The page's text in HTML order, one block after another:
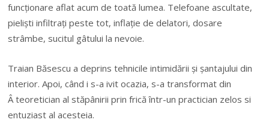
funcționare aflat acum de toată lumea. Telefoane ascultate,
pieliști infiltrați peste tot, inflație de delatori, dosare
strâmbe, sucitul gâtului la nevoie.
Traian Băsescu a deprins tehnicile intimidării și șantajului din
interior. Apoi, când i s-a ivit ocazia, s-a transformat din
Â teoretician al stăpânirii prin frică într-un practician zelos si
entuziast al acesteia.